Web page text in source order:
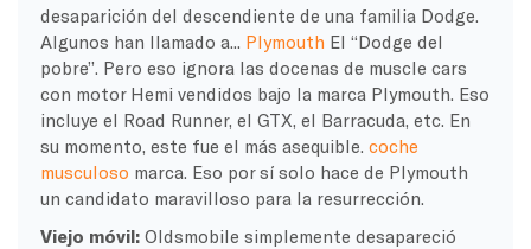
desaparición del descendiente de una familia Dodge.
Algunos han llamado a... Plymouth El “Dodge del
pobre”. Pero eso ignora las docenas de muscle cars
con motor Hemi vendidos bajo la marca Plymouth. Eso
incluye el Road Runner, el GTX, el Barracuda, etc. En
su momento, este fue el más asequible. coche
musculoso marca. Eso por sí solo hace de Plymouth
un candidato maravilloso para la resurrección.
Viejo móvil:Oldsmobile simplemente desapareció